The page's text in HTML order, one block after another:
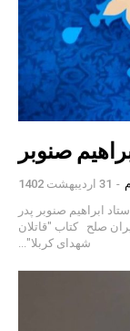
صنوبر
- 31 اردیبهشت 1402
ابراهیم صنوبر پدر
صلح ایران و مدیرعامل موسسه بین المللی سفیران صلح کتاب "قاتلان
شهدای کربلا"...